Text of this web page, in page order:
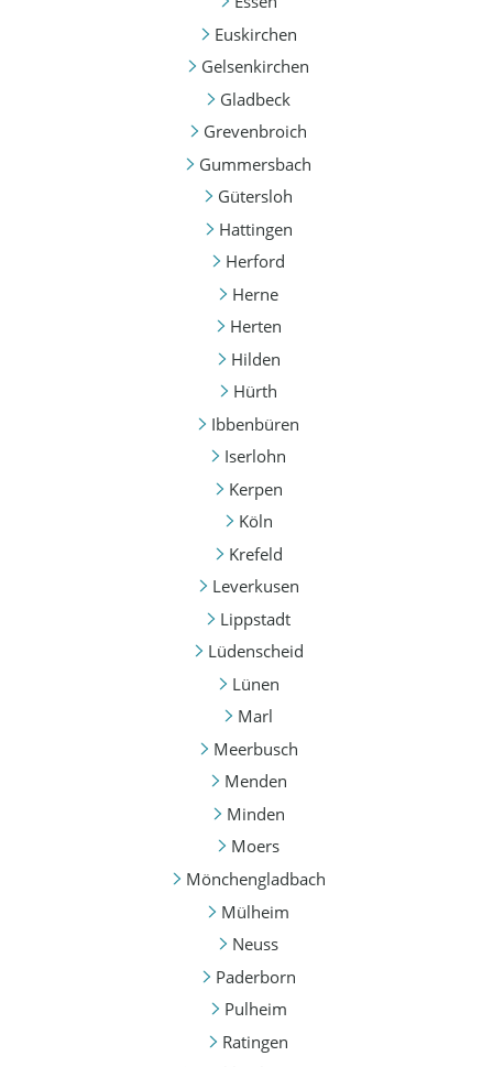
Euskirchen
Gelsenkirchen
Gladbeck
Grevenbroich
Gummersbach
Gütersloh
Hattingen
Herford
Herne
Herten
Hilden
Hürth
Ibbenbüren
Iserlohn
Kerpen
Köln
Krefeld
Leverkusen
Lippstadt
Lüdenscheid
Lünen
Marl
Meerbusch
Menden
Minden
Moers
Mönchengladbach
Mülheim
Neuss
Paderborn
Pulheim
Ratingen